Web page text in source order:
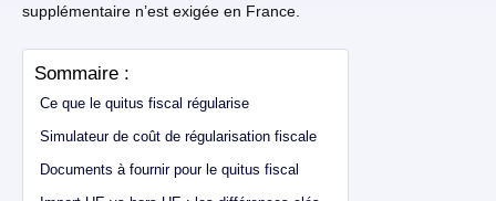
supplémentaire n’est exigée en France.
Sommaire :
Ce que le quitus fiscal régularise
Simulateur de coût de régularisation fiscale
Documents à fournir pour le quitus fiscal